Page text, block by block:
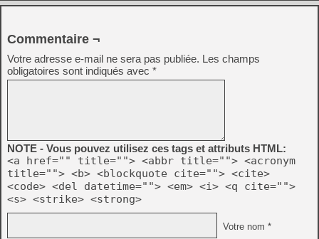
Commentaire ¬
Votre adresse e-mail ne sera pas publiée. Les champs
obligatoires sont indiqués avec *
NOTE - Vous pouvez utilisez ces tags et attributs HTML:
<a href="" title=""> <abbr title=""> <acronym
title=""> <b> <blockquote cite=""> <cite>
<code> <del datetime=""> <em> <i> <q cite="">
<s> <strike> <strong>
Votre nom *